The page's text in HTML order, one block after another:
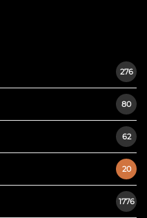
276
80
62
20
1776